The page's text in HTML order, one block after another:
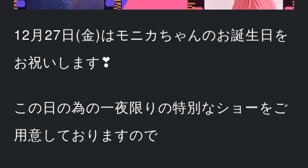
12月27日(金)はモニカちゃんのお誕生日を
お祝いします❣
この日の為の一夜限りの特別なショーをご
用意しておりますので